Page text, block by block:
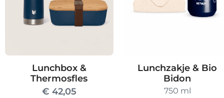
Lunchbox &
Thermosfles
€ 42,05
Lunchzakje & Bio
Bidon
750 ml